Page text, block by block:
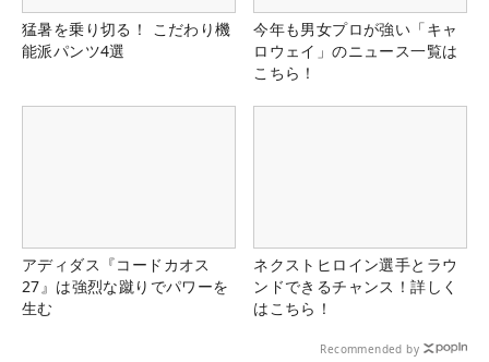
猛暑を乗り切る！ こだわり機
能派パンツ4選
今年も男女プロが強い「キャ
ロウェイ」のニュース一覧は
こちら！
アディダス『コードカオス
27』は強烈な蹴りでパワーを
生む
ネクストヒロイン選手とラウ
ンドできるチャンス！詳しく
はこちら！
Recommended by